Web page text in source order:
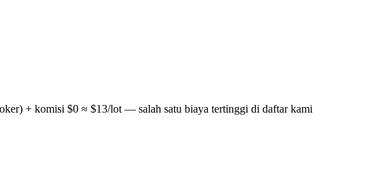
+ komisi $0 ≈ $13/lot — salah satu biaya tertinggi di daftar kami